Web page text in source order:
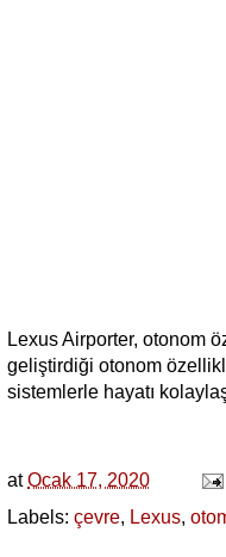
Lexus Airporter, otonom
geliştirdiği otonom
sistemlerle hayatı
atOcak 17, 2020
Labels: çevre, Lexus,